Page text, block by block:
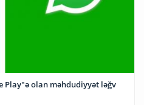
Play"ə olan məhdudiyyət ləğv